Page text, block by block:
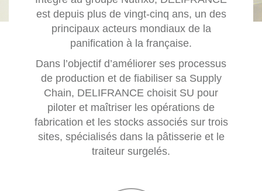
est depuis plus de vingt-cinq ans, un des
principaux acteurs mondiaux de la
panification à la française.
Dans l’objectif d’améliorer ses processus
de production et de fiabiliser sa Supply
Chain, DELIFRANCE choisit SU pour
piloter et maîtriser les opérations de
fabrication et les stocks associés sur trois
sites, spécialisés dans la pâtisserie et le
traiteur surgelés.